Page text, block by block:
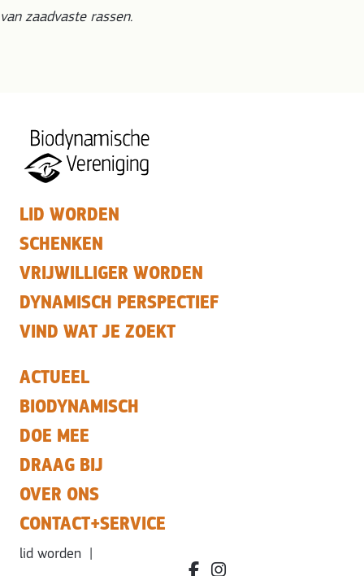
van zaadvaste rassen.
LID WORDEN
SCHENKEN
VRIJWILLIGER WORDEN
DYNAMISCH PERSPECTIEF
VIND WAT JE ZOEKT
ACTUEEL
BIODYNAMISCH
DOE MEE
DRAAG BIJ
OVER ONS
CONTACT+SERVICE
lid worden
facebook.com/bdvereniging/
instagram.com/